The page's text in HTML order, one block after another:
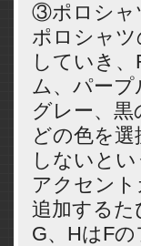
③ポロシャ
ポロシャ
していき
ム、パー
グレー、
どの色を
しないとい
アクセン
追加するた
G、HはF